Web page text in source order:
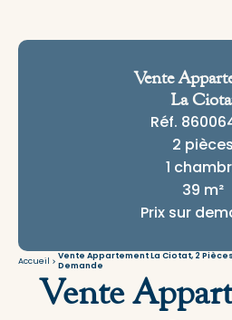
Vente
La
Réf.
2 pièces
1
39 m²
Prix sur
Accueil
Vente Appartement La Ciotat, 2 Pièces,
Demande
Vente